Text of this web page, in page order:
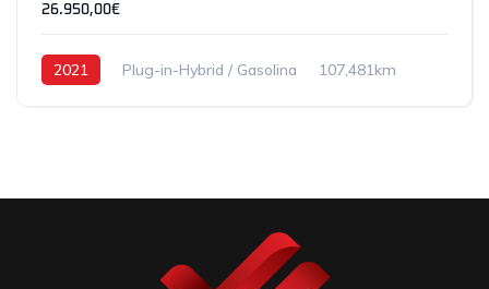
26.950,00€
2021 Plug-in-Hybrid / Gasolina 107,481km